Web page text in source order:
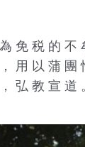
免 税 的
用 以 蒲
弘 教 宣 道